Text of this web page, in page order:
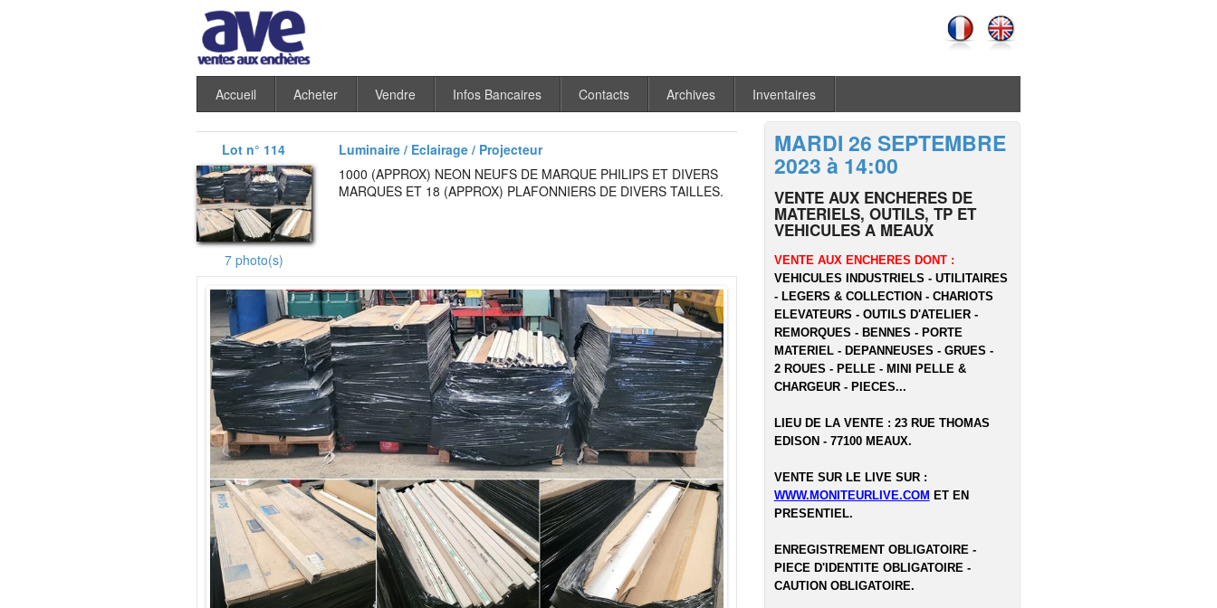
Accueil Acheter Vendre Infos Bancaires Contacts Archives Inventaires
Lot n° 114 Luminaire / Eclairage / Projecteur
7 photo(s)
1000 (APPROX) NEON NEUFS DE MARQUE PHILIPS ET DIVERS
MARQUES ET 18 (APPROX) PLAFONNIERS DE DIVERS TAILLES.
MARDI 26 SEPTEMBRE
2023 à 14:00
VENTE AUX ENCHERES DE
MATERIELS, OUTILS, TP ET
VEHICULES A MEAUX
VENTE AUX ENCHERES DONT :
VEHICULES INDUSTRIELS - UTILITAIRES
- LEGERS & COLLECTION - CHARIOTS
ELEVATEURS - OUTILS D'ATELIER -
REMORQUES - BENNES - PORTE
MATERIEL - DEPANNEUSES - GRUES -
2 ROUES - PELLE - MINI PELLE &
CHARGEUR - PIECES...
LIEU DE LA VENTE : 23 RUE THOMAS
EDISON - 77100 MEAUX.
VENTE SUR LE LIVE SUR :
WWW.MONITEURLIVE.COM ET EN
PRESENTIEL.
ENREGISTREMENT OBLIGATOIRE -
PIECE D'IDENTITE OBLIGATOIRE -
CAUTION OBLIGATOIRE.